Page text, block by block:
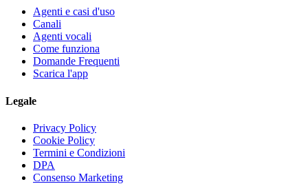
Agenti e casi d'uso
Canali
Agenti vocali
Come funziona
Domande Frequenti
Scarica l'app
Legale
Privacy Policy
Cookie Policy
Termini e Condizioni
DPA
Consenso Marketing